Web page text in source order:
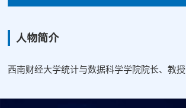
人物简介
西南财经大学统计与数据科学学院院长、教授